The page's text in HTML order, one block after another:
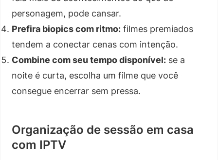
personagem, pode cansar.
Prefira biopics com ritmo: filmes premiados
tendem a conectar cenas com intenção.
Combine com seu tempo disponível: se a
noite é curta, escolha um filme que você
consegue encerrar sem pressa.
Organização de sessão em casa
com IPTV